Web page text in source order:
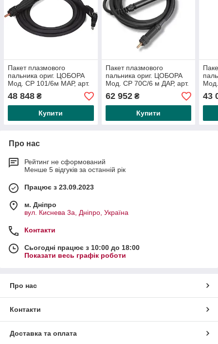
Пакет плазмового
пальника ориг. ЦОБОРА
Мод. СР 101/6м МАР, арт.
1220, для ПК 6061/T
Тривалість увімкнення
48 848 ₴
Купити
Пакет плазмового
пальника ориг. ЦОБОРА
Мод. СР 70С/6 м ДАР, арт.
1627 г.
62 952₴
Купити
43
Про нас
Рейтинг не сформований
Менше 5 відгуків за останній рік
Працює з 23.09.2023
м. Дніпро
вул. Киснева 3а, Дніпро, Україна
Контакти
Сьогодні працює з 10:00 до 18:00
Показати весь графік роботи
Про нас
Контакти
Доставка та оплата